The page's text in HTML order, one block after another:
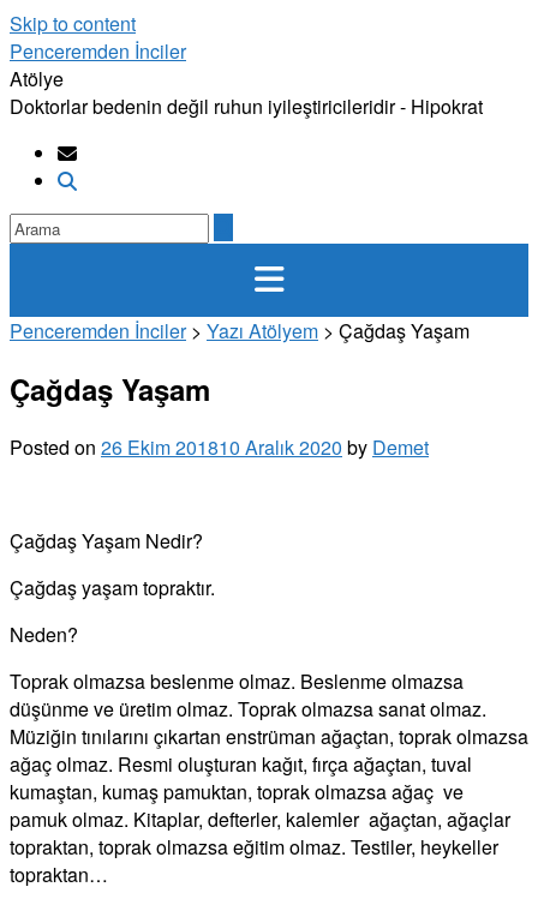
Skip to content
Penceremden İnciler
Atölye
Doktorlar bedenin değil ruhun iyileştiricileridir - Hipokrat
Penceremden İnciler> Yazı Atölyem > Çağdaş Yaşam
Çağdaş Yaşam
Posted on 26 Ekim 201810 Aralık 2020 by Demet
Çağdaş Yaşam Nedir?
Çağdaş yaşam topraktır.
Neden?
Toprak olmazsa beslenme olmaz. Beslenme olmazsa
düşünme ve üretim olmaz. Toprak olmazsa sanat olmaz.
Müziğin tınılarını çıkartan enstrüman ağaçtan, toprak olmazsa
ağaç olmaz. Resmi oluşturan kağıt, fırça ağaçtan, tuval
kumaştan, kumaş pamuktan, toprak olmazsa ağaç ve
pamuk olmaz. Kitaplar, defterler, kalemler ağaçtan, ağaçlar
topraktan, toprak olmazsa eğitim olmaz. Testiler, heykeller
topraktan…